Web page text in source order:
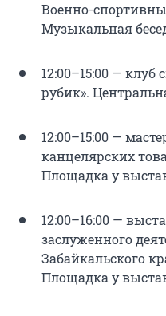
Военно-
Музыкальная
12:00–15:00 — клуб
рубик».
12:00–15:00 —
канцелярских
Площадка у
12:00–16:00 —
заслуженного
Забайкальского
Площадка у